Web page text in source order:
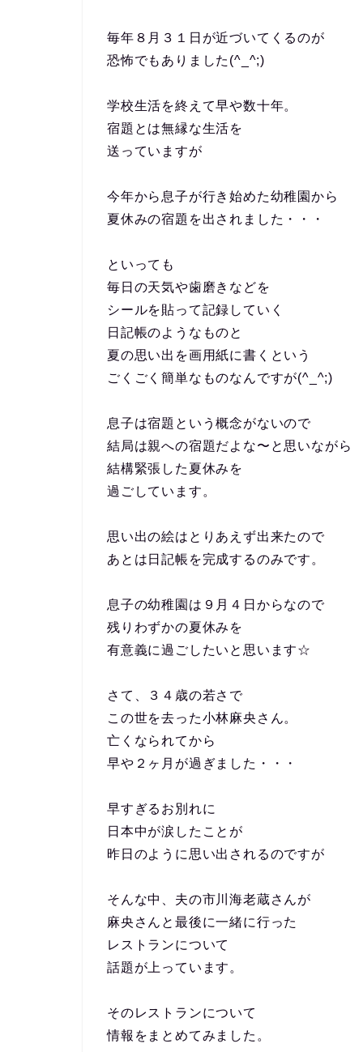
毎年８月３１日が近づいてくるのが
恐怖でもありました(^_^;)
学校生活を終えて早や数十年。
宿題とは無縁な生活を
送っていますが
今年から息子が行き始めた幼稚園から
夏休みの宿題を出されました・・・
といっても
毎日の天気や歯磨きなどを
シールを貼って記録していく
日記帳のようなものと
夏の思い出を画用紙に書くという
ごくごく簡単なものなんですが(^_^;)
息子は宿題という概念がないので
結局は親への宿題だよな〜と思いながら
結構緊張した夏休みを
過ごしています。
思い出の絵はとりあえず出来たので
あとは日記帳を完成するのみです。
息子の幼稚園は９月４日からなので
残りわずかの夏休みを
有意義に過ごしたいと思います☆
さて、３４歳の若さで
この世を去った小林麻央さん。
亡くなられてから
早や２ヶ月が過ぎました・・・
早すぎるお別れに
日本中が涙したことが
昨日のように思い出されるのですが
そんな中、夫の市川海老蔵さんが
麻央さんと最後に一緒に行った
レストランについて
話題が上っています。
そのレストランについて
情報をまとめてみました。